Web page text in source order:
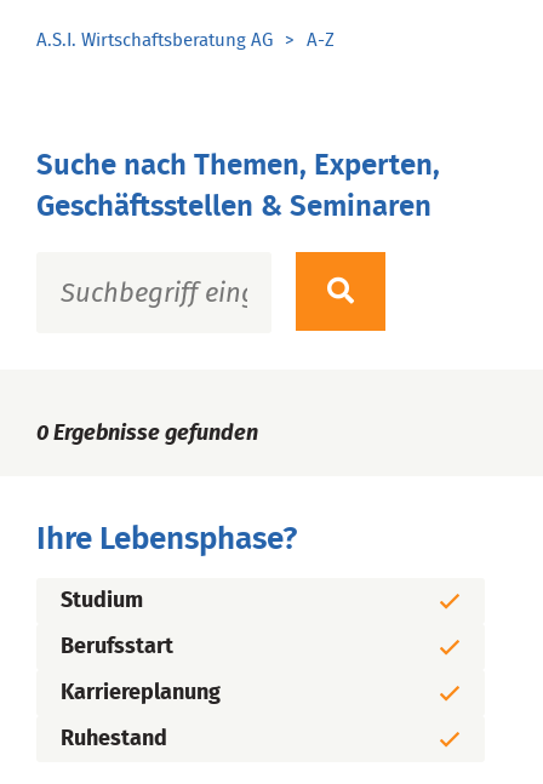
A.S.I. Wirtschaftsberatung AG A-Z
Suche nach Themen, Experten,
Geschäftsstellen & Seminaren
0 Ergebnisse gefunden
Ihre Lebensphase?
Studium
Berufsstart
Karriereplanung
Ruhestand